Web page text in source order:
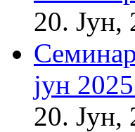
20. Јун,
јун
20. Јун,